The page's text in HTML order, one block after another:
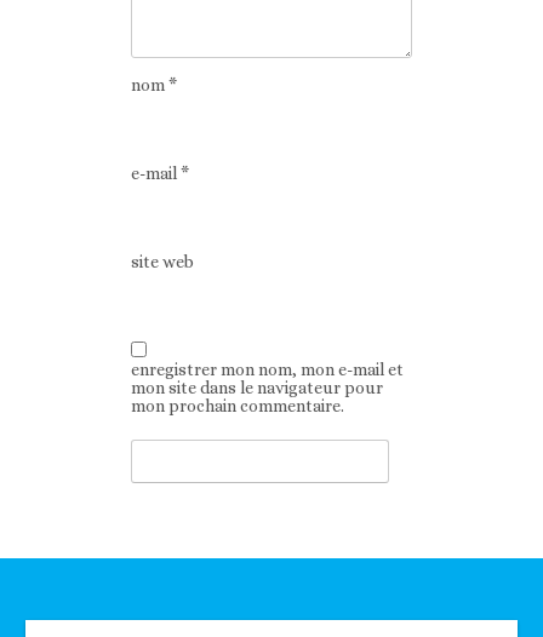
nom*
e-mail*
site web
enregistrer mon nom, mon e-mail et
mon site dans le navigateur pour
mon prochain commentaire.